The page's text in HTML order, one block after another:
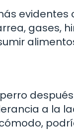
evidentes
gases,
a la